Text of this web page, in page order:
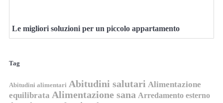
Le migliori soluzioni per un piccolo appartamento
Tag
Abitudini alimentari Abitudini salutari Alimentazione
equilibrata Alimentazione sana Arredamento esterno